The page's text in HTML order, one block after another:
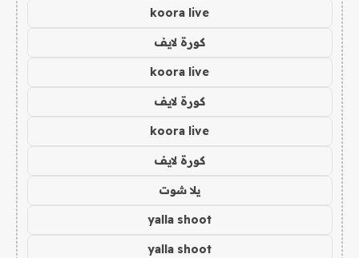
koora live
كورة لايف
koora live
كورة لايف
koora live
كورة لايف
يلا شوت
yalla shoot
yalla shoot